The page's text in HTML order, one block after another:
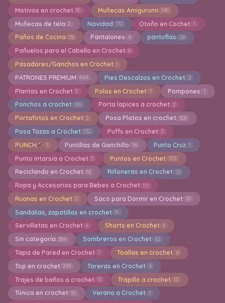
Motivos en crochet 85 Muñecas Amigurumi 145
Muñecas de tela 2 Navidad 112 Otoño en Cochet 1
Paños de Cocina 78 Pantalones 9 pantuflas 28
Pañuelos para el Cabello en Crochet 8
Pasadores/Ganchos en Crochet 1
PATRONES PREMIUM 449 Pies Descalzos en Crochet 2
Plantas en Crochet 5 Polos en Crochet 1 Pompones 1
Ponchos a crochet 135 Porta lapices a crochet 2
Portafotos en Crochet 2 Posa Platos en crochet 105
Posa Tazas a Crochet 132 Puffs en Crochet 5
PUNCH 1 Puntillas de Ganchillo 16 Punto Cruz 1
Punto Intarsia a Crochet 3 Puntos en Crochet 125
Reciclando en Crochet 16 Riñoneras en Crochet 12
Ropa y Accesorios para Bebes a Crochet 111
Ruanas en Crochet 2 Saco para Dormir en Crochet 10
Sandalias, zapatillas en crochet 31
Servilletas en Crochet 6 Shorts en Crochet 1
Sin categoría 384 Sombreros en Crochet 62
Tapiz de Pared en Crochet 7 Toallas en crochet 6
Top en crochet 241 Toreras en Crochet 6
Trajes de baños a crochet 13 Trapillo a crochet 12
Túnica en crochet 15 Verano a Crochet 1